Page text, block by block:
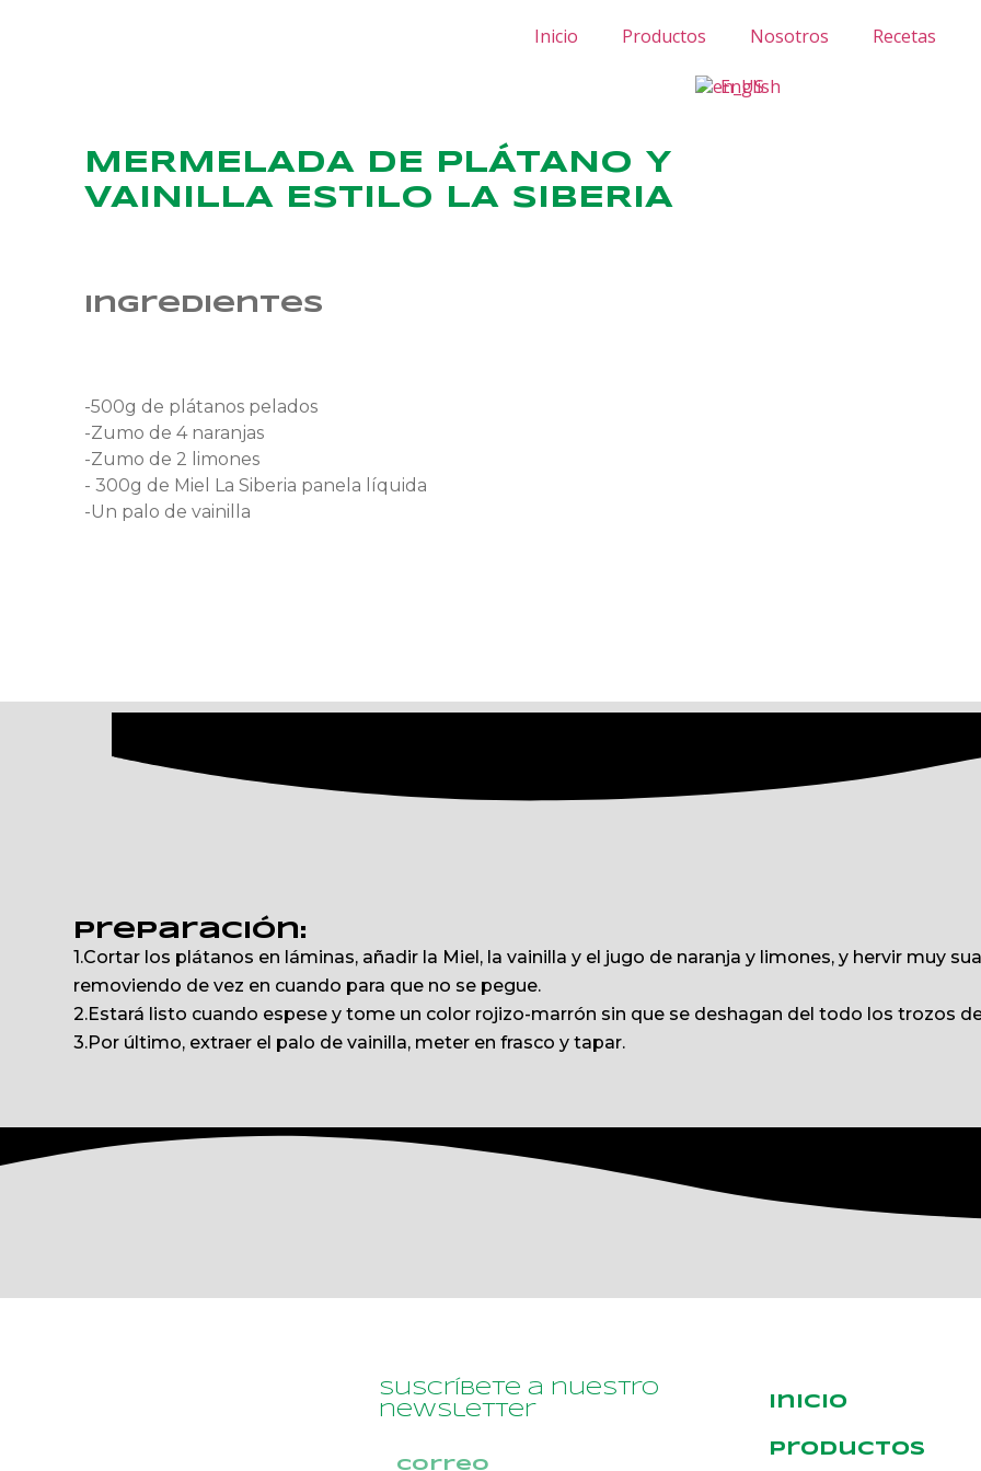
Inicio Productos Nosotros Recetas
English
MERMELADA DE PLÁTANO Y
VAINILLA ESTILO LA SIBERIA
Ingredientes
-500g de plátanos pelados
-Zumo de 4 naranjas
-Zumo de 2 limones
- 300g de Miel La Siberia panela líquida
-Un palo de vainilla
Preparación:
1.Cortar los plátanos en láminas, añadir la Miel, la vainilla y el jugo de naranja y limones, y hervir muy
removiendo de vez en cuando para que no se pegue.
2.Estará listo cuando espese y tome un color rojizo-marrón sin que se deshagan del todo los trozos
3.Por último, extraer el palo de vainilla, meter en frasco y tapar.
Suscríbete a nuestro
newsletter
Inicio
Productos